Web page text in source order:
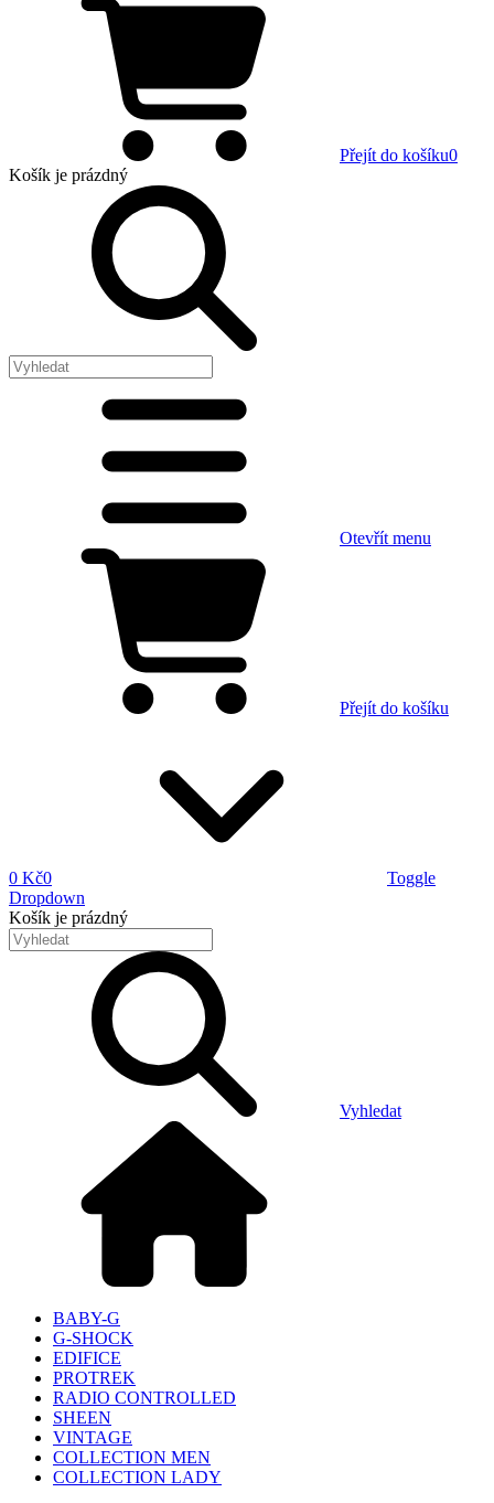
Přejít do košíku0
Košík je prázdný
Otevřít menu
Přejít do košíku
0 Kč0
Toggle
Dropdown
Košík je prázdný
Vyhledat
BABY-G
G-SHOCK
EDIFICE
PROTREK
RADIO CONTROLLED
SHEEN
VINTAGE
COLLECTION MEN
COLLECTION LADY